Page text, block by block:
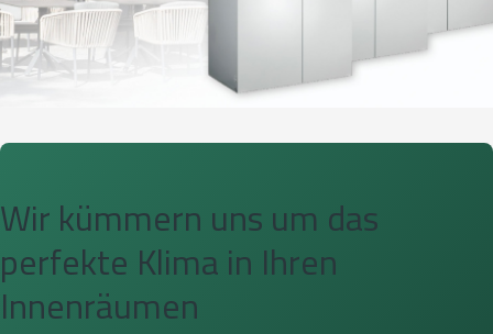
Wir kümmern uns um das
perfekte Klima in Ihren
Innenräumen